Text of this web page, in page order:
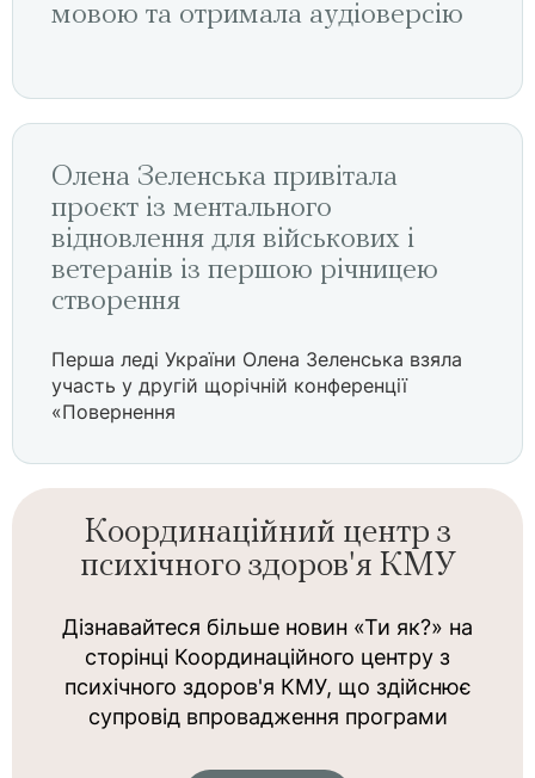
мовою та отримала аудіоверсію
Олена Зеленська привітала
проєкт із ментального
відновлення для військових і
ветеранів із першою річницею
створення
Перша леді України Олена Зеленська взяла
участь у другій щорічній конференції
«Повернення
Координаційний центр з
психічного здоров'я КМУ
Дізнавайтеся більше новин «Ти як?» на
сторінці Координаційного центру з
психічного здоров'я КМУ, що здійснює
супровід впровадження програми